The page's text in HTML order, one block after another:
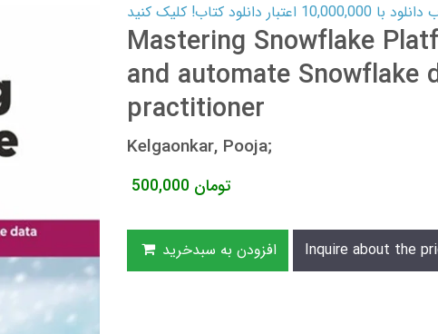
دانلود کتاب! کلیک کنید
Mastering Snowflake
and automate Snowflake
practitioner
Kelgaonkar, Pooja;
500,000 تومان
افزودن به سبدخرید Inquire about the